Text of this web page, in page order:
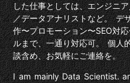
した仕事としては、エンジニ
／データアナリストなど。 デ
作〜プロモーション〜SEO対
ルまで、一通り対応可。 個人
談含め、お気軽にご連絡を。
I am mainly Data Scientist.